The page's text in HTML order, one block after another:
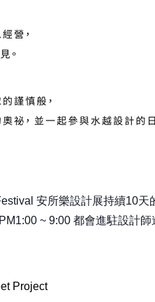
安所樂設計展持續10天
~ 9:00 都會進駐設計
Project